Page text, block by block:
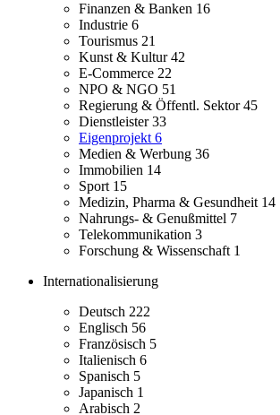
Finanzen & Banken 16
Industrie 6
Tourismus 21
Kunst & Kultur42
E-Commerce 22
NPO & NGO 51
Regierung & Öffentl. Sektor45
Dienstleister33
Eigenprojekt 6
Medien & Werbung 36
Immobilien 14
Sport 15
Medizin, Pharma & Gesundheit 14
Nahrungs- & Genußmittel 7
Telekommunikation 3
Forschung & Wissenschaft 1
Internationalisierung
Deutsch 222
Englisch 56
Französisch 5
Italienisch 6
Spanisch 5
Japanisch 1
Arabisch 2